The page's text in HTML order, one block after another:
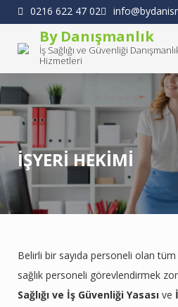
to
content
0216 622 47 02
By Danışmanlık
İş Sağlığı ve Güvenliği
Hizmetleri
İŞYERİ HEKİMİ
Belirli bir sayıda personeli olan
sağlık personeli görevlendirmek
Sağlığı ve İş Güvenliği Yasası ve